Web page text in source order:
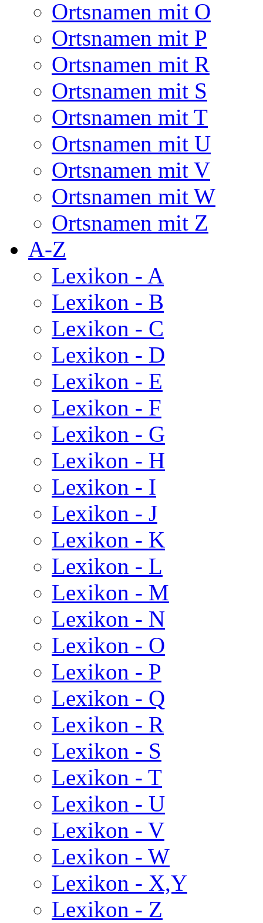
Ortsnamen mit O
Ortsnamen mit P
Ortsnamen mit R
Ortsnamen mit S
Ortsnamen mit T
Ortsnamen mit U
Ortsnamen mit V
Ortsnamen mit W
Ortsnamen mit Z
A-Z
Lexikon - A
Lexikon - B
Lexikon - C
Lexikon - D
Lexikon - E
Lexikon - F
Lexikon - G
Lexikon - H
Lexikon - I
Lexikon - J
Lexikon - K
Lexikon - L
Lexikon - M
Lexikon - N
Lexikon - O
Lexikon - P
Lexikon - Q
Lexikon - R
Lexikon - S
Lexikon - T
Lexikon - U
Lexikon - V
Lexikon - W
Lexikon - X,Y
Lexikon - Z